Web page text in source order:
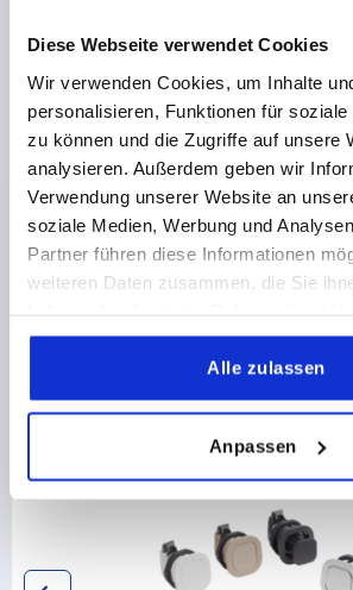
Diese Webseite verwendet Cookies
Wir verwenden Cookies, um Inhalte
personalisieren, Funktionen für soziale
zu können und die Zugriffe auf unsere
analysieren. Außerdem geben wir
Verwendung unserer Website an
soziale Medien, Werbung und
Partner führen diese Informationen
weiteren Daten zusammen, die Sie
gesammelt haben.
Alle zulassen
Anpassen
Schwenkhebel Kunststoff,
Montagelochabstand 95 mm, mit
ab7,50 €
zzgl. Versandkosten
Einträge / Seite 6
Andere Kunden kauften